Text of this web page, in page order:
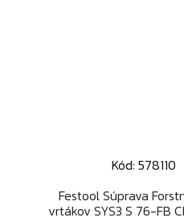
Kód: 578110
Festool Súprava
vrtákov SYS3 S 76-FB
Rýchly